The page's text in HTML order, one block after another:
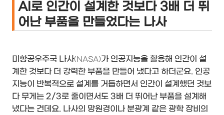
AI로 인간이 설계한 것보다 3배 더 뛰
어난 부품을 만들었다는 나사
미항공우주국 나사(NASA)가 인공지능을 활용해 인간이 설
계한 것보다 더 강력한 부품을 만들어 냈다고 하더군요. 인공
지능이 반복적으로 설계를 거듭하면서 인간이 설계했던 것보
다 무게는 2/3로 줄이면서도 3배 더 뛰어난 부품을 설계해
냈다는 건데요. 나사의 망원경이나 분광계 같은 광학 장비의